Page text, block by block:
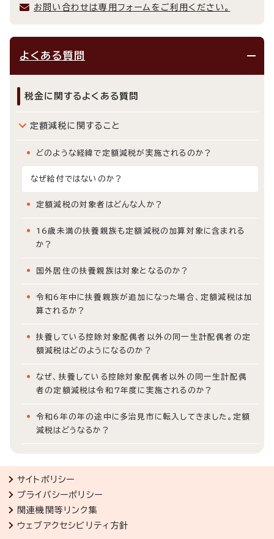
お問い合わせは専用フォームをご利用ください。
よくある質問
税金に関するよくある質問
定額減税に関すること
どのような経緯で定額減税が実施されるのか？
なぜ給付ではないのか？
定額減税の対象者はどんな人か？
16歳未満の扶養親族も定額減税の加算対象に含まれる
か？
国外居住の扶養親族は対象となるのか？
令和6年中に扶養親族が追加になった場合、定額減税は加
算されるか？
扶養している控除対象配偶者以外の同一生計配偶者の定
額減税はどのようになるのか？
なぜ、扶養している控除対象配偶者以外の同一生計配偶
者の定額減税は令和7年度に実施されるのか？
令和6年の年の途中に多治見市に転入してきました。定額
減税はどうなるか？
サイトポリシー
プライバシーポリシー
関連機関等リンク集
ウェブアクセシビリティ方針